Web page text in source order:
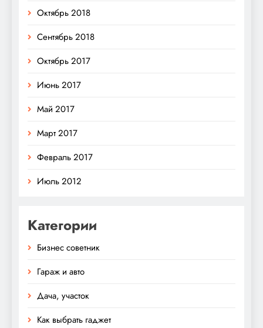
Октябрь 2018
Сентябрь 2018
Октябрь 2017
Июнь 2017
Май 2017
Март 2017
Февраль 2017
Июль 2012
Категории
Бизнес советник
Гараж и авто
Дача, участок
Как выбрать гаджет